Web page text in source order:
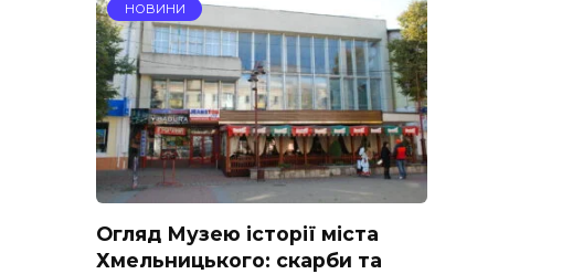
НОВИНИ
Огляд Музею історії міста
Хмельницького: скарби та